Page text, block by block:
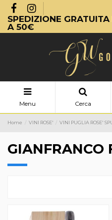
SPEDIZIONE
A 50€
Menu Cerca
Home VINI ROSE' VINI PUGLIA ROSE'
GIANFRANCO